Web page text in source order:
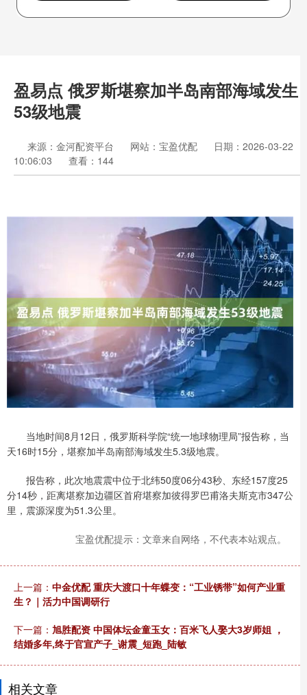
盈易点 俄罗斯堪察加半岛南部海域发生
53级地震
来源：金河配资平台 网站：宝盈优配
日期：2026-03-22
10:06:03
查看：144
当地时间8月12日，俄罗斯科学院“统一地球物理局”报告称，当
天16时15分，堪察加半岛南部海域发生5.3级地震。
报告称，此次地震震中位于北纬50度06分43秒、东经157度25
分14秒，距离堪察加边疆区首府堪察加彼得罗巴甫洛夫斯克市347公
里，震源深度为51.3公里。
宝盈优配提示：文章来自网络，不代表本站观点。
上一篇： 中金优配 重庆大渡口十年蝶变：“工业锈带”如何产业重
生？｜活力中国调研行
下一篇： 旭胜配资 中国体坛金童玉女：百米飞人娶大3岁师姐 ，
结婚多年,终于官宣产子_谢震_短跑_陆敏
相关文章